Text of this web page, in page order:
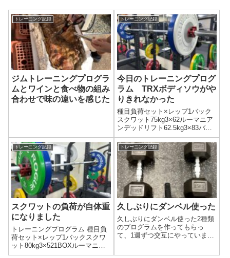
トレーニング記録
ジムトレーニングプログラ
ムとワインと食べ物の組み
合わせで味の違いを感じた
トレーニング記録
今日のトレーニングプログ
ラム TRXボディソウがや
りきれなかった
種目負荷セット×レップ1バック
スクワット75kg3×62ルーマニア
ンデッドリフト62.5kg3×83バー
ベルベンチプレス50kg3×64TRX
インバーテッドロウボディウエ
イト3×105ATRXボディソウボデ
ィウエイト2×105Bツイスティ
ン...
トレーニング記録
スクワットの負荷が自体重
になりました
トレーニングプログラム 種目負
荷セット×レップ1バックスクワ
ット80kg3×521BOXルーマニア
ンデッドリフト65kg3×53バーベ
トレーニング記録
久しぶりにダンベル使った
久しぶりにダンベル使った2種類
のプログラムを作ってもらっ
て、1週ずつ交互にやっていま